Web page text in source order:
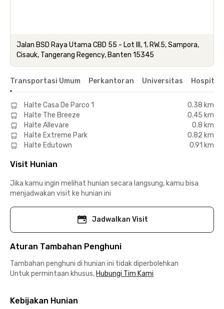
Jalan BSD Raya Utama CBD 55 - Lot III, 1, RW.5, Sampora,
Cisauk, Tangerang Regency, Banten 15345
Transportasi Umum Perkantoran Universitas Hospital
Halte Casa De Parco 1
0.38 km
Halte The Breeze
0.45 km
Halte Allevare
0.8 km
Halte Extreme Park
0.82 km
Halte Edutown
0.91 km
Visit Hunian
Jika kamu ingin melihat hunian secara langsung, kamu bisa
menjadwakan visit ke hunian ini
Jadwalkan Visit
Aturan Tambahan Penghuni
Tambahan penghuni di hunian ini tidak diperbolehkan
Untuk permintaan khusus, Hubungi Tim Kami
Kebijakan Hunian